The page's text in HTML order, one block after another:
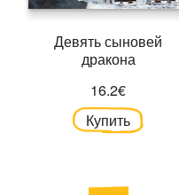
Девять сыновей
дракона
16.2€
Купить